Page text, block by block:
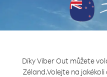
Díky Viber Out můžete
Zéland.Volejte na